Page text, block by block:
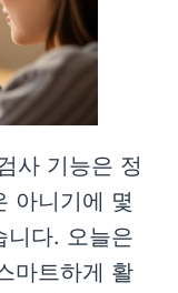
사 기능은 정
아니기에 몇
니다. 오늘은
마트하게 활